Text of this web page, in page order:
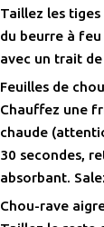
Taillez les
du beurre à
avec un trait
Feuilles de
Chauffez une
chaude
30 secondes,
absorbant.
Chou-rave